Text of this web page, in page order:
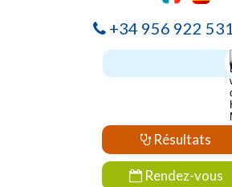
+34 956 922 531
Résultats
Rendez-vous